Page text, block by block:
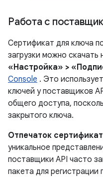
Работа с
Сертификат для ключа
загрузки можно скачать
«Настройка» >
Console . Это
ключей у поставщиков
общего доступа,
закрытого ключа.
Отпечаток
уникальное
поставщики API часто
пакета для регистрации